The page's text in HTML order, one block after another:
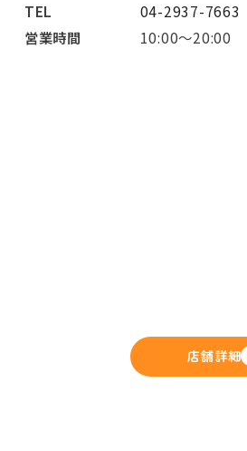
TEL
04-2937-7663
営業時間
10:00～20:00
店舗詳細